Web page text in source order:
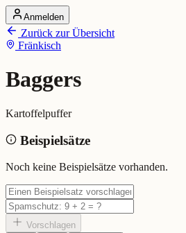
Startseite
Alle Dialekte
Dialekte vergleichen
Ranking
Baggers (Fränkisch)
Bedeutung:Kartoffelpuffer
Anmelden
Zurück zur Übersicht
Fränkisch
Baggers
Kartoffelpuffer
Beispielsätze
Noch keine Beispielsätze vorhanden.
Vorschlagen